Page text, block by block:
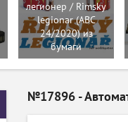
легионер / Rimsky
legionar (ABC
24/2020) из
бумаги
№17896 -